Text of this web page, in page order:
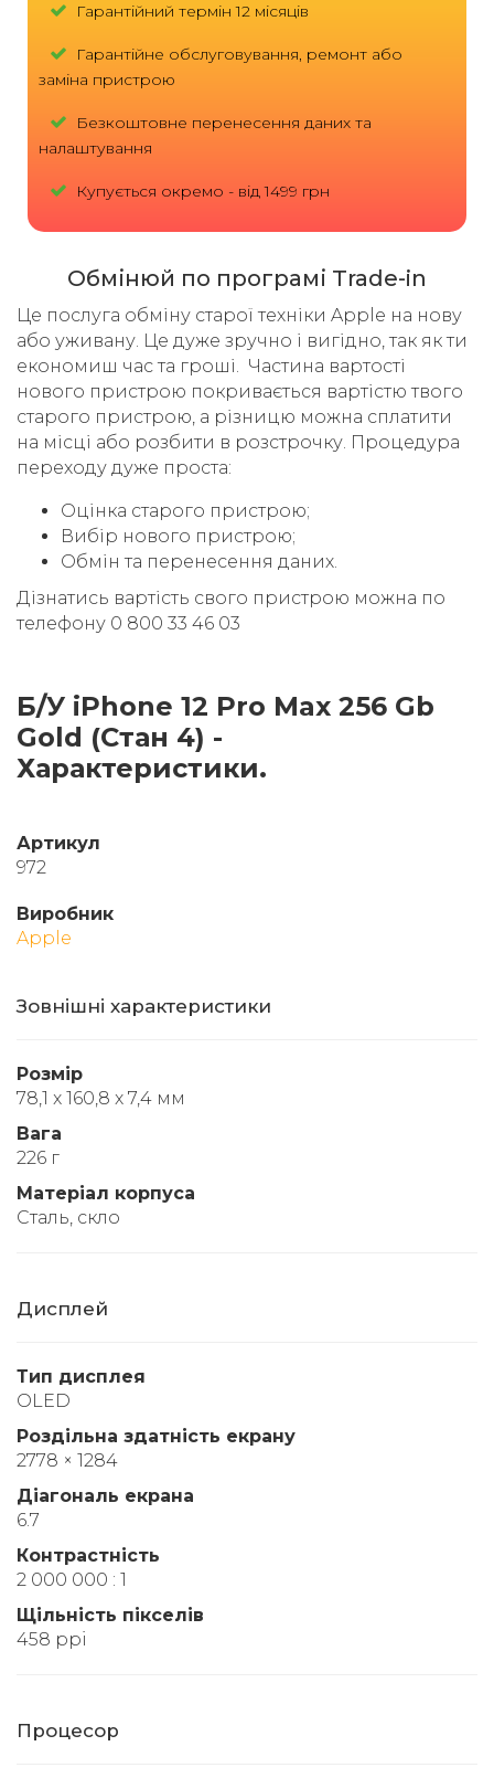
Гарантійний термін 12 місяців
Гарантійне обслуговування, ремонт або
заміна пристрою
Безкоштовне перенесення даних та
налаштування
Купується окремо - від 1499 грн
Обмінюй по програмі Trade-in
Це послуга обміну старої техніки Apple на нову
або уживану. Це дуже зручно і вигідно, так як ти
економиш час та гроші. Частина вартості
нового пристрою покривається вартістю твого
старого пристрою, а різницю можна сплатити
на місці або розбити в розстрочку. Процедура
переходу дуже проста:
Оцінка старого пристрою;
Вибір нового пристрою;
Обмін та перенесення даних.
Дізнатись вартість свого пристрою можна по
телефону 0 800 33 46 03
Б/У iPhone 12 Pro Max 256 Gb
Gold (Стан 4) -
Характеристики.
Артикул
972
Виробник
Apple
Зовнішні характеристики
Розмір
78,1 x 160,8 x 7,4 мм
Вага
226 г
Матеріал корпуса
Сталь, скло
Дисплей
Тип дисплея
OLED
Роздільна здатність екрану
2778 × 1284
Діагональ екрана
6.7
Контрастність
2 000 000 : 1
Щільність пікселів
458 ppi
Процесор